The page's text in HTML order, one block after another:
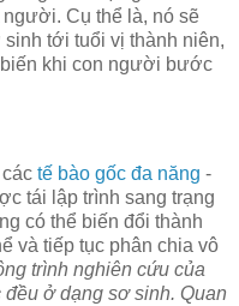
Cụ thể là, nó sẽ
tới tuổi vị thành niên,
khi con người bước
tế bào gốc đa năng -
tái lập trình sang trạng
có thể biến đổi thành
và tiếp tục phân chia vô
trình nghiên cứu của
ở dạng sơ sinh. Quan